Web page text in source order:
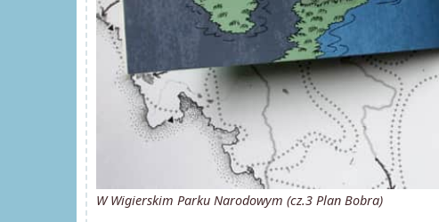
W Wigierskim Parku Narodowym (cz.3 Plan Bobra)